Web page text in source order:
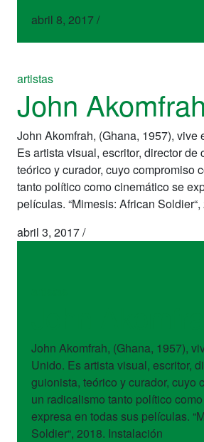
abril 8, 2017/
artistas
John Akomfrah
John Akomfrah, (Ghana, 1957), vive
Es artista visual, escritor, director de
teórico y curador, cuyo compromiso
tanto político como cinemático se
películas. “Mimesis: African
abril 3, 2017/
John Akomfrah, (Ghana, 1957),
Unido. Es artista visual, escritor,
guionista, teórico y curador, cuyo
un radicalismo tanto político
expresa en todas sus películas.
Soldier“, 2018. Instalación